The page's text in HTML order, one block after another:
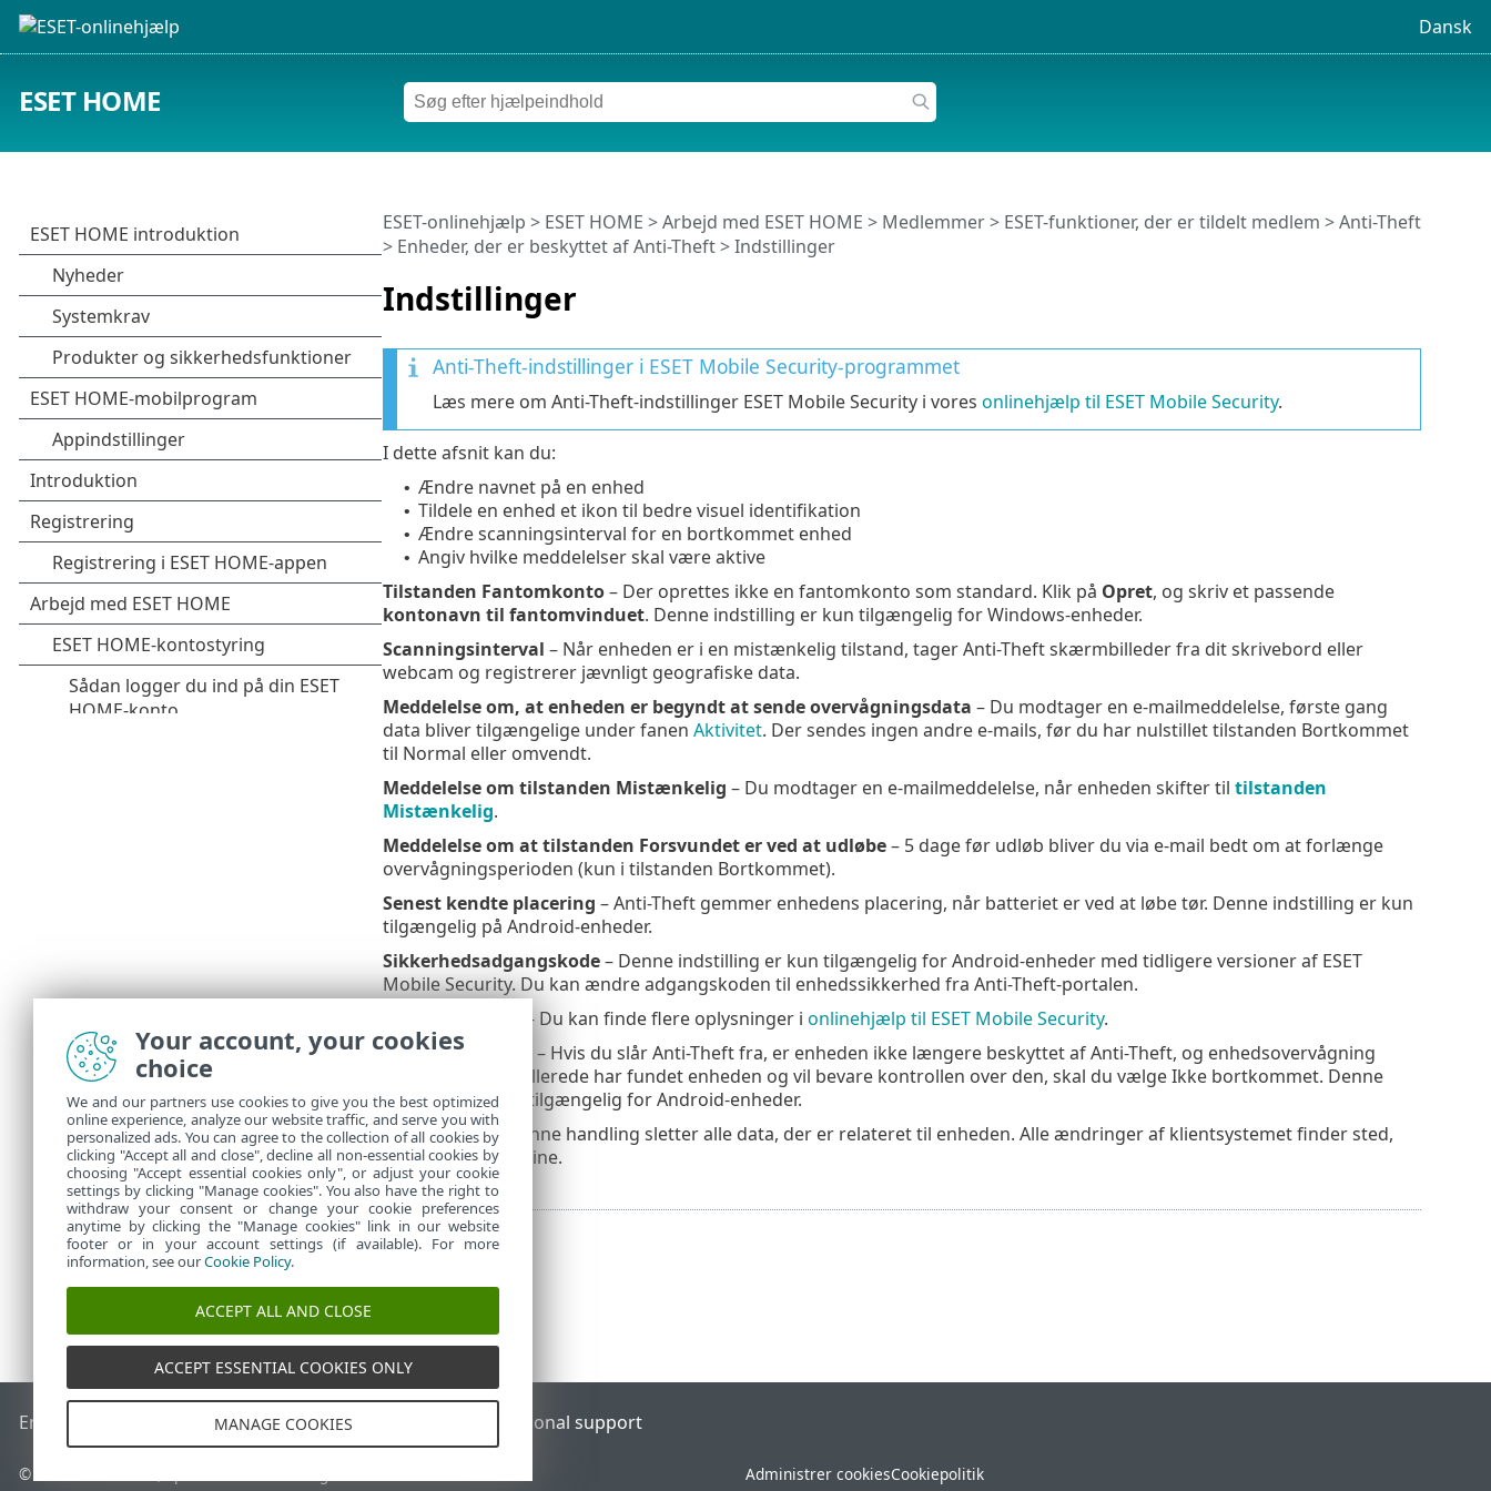
Dansk
ESET HOME
Indstillinger
ESET-onlinehjælp > ESET HOME >Arbejd med ESET HOME > Medlemmer> ESET-funktioner, der er tildelt medlem >Anti-Theft
> Enheder, der er beskyttet af Anti-Theft> Indstillinger
Anti-Theft-indstillinger i ESET Mobile Security-programmet
Læs mere om Anti-Theft-indstillinger ESET Mobile Security i vores onlinehjælp til ESET Mobile Security.
I dette afsnit kan du:
• Ændre navnet på en enhed
• Tildele en enhed et ikon til bedre visuel identifikation
• Ændre scanningsinterval for en bortkommet enhed
• Angiv hvilke meddelelser skal være aktive
Tilstanden Fantomkonto– Der oprettes ikke en fantomkonto som standard. Klik på Opret, og skriv et passende
kontonavn til fantomvinduet. Denne indstilling er kun tilgængelig for Windows-enheder.
Scanningsinterval – Når enheden er i en mistænkelig tilstand, tager Anti-Theft skærmbilleder fra dit skrivebord eller
webcam og registrerer jævnligt geografiske data.
Meddelelse om, at enheden er begyndt at sende overvågningsdata – Du modtager en e-mailmeddelelse, første gang
data bliver tilgængelige under fanen Aktivitet. Der sendes ingen andre e-mails, før du har nulstillet tilstanden Bortkommet
til Normal eller omvendt.
Meddelelse om tilstanden Mistænkelig – Du modtager en e-mailmeddelelse, når enheden skifter til tilstanden
Mistænkelig.
Meddelelse om at tilstanden Forsvundet er ved at udløbe– 5 dage før udløb bliver du via e-mail bedt om at forlænge
overvågningsperioden (kun i tilstanden Bortkommet).
Senest kendte placering – Anti-Theft gemmer enhedens placering, når batteriet er ved at løbe tør. Denne indstilling er kun
tilgængelig på Android-enheder.
Sikkerhedsadgangskode– Denne indstilling er kun tilgængelig for Android-enheder med tidligere versioner af ESET
Mobile Security. Du kan ændre adgangskoden til enhedssikkerhed fra Anti-Theft-portalen.
– Du kan finde flere oplysninger i onlinehjælp til ESET Mobile Security.
Slå Anti-Theft fra
– Hvis du slår Anti-Theft fra, er enheden ikke længere beskyttet af Anti-Theft, og enhedsovervågning
stopper. Hvis du allerede har fundet enheden og vil bevare kontrollen over den, skal du vælge Ikke bortkommet. Denne
indstilling er kun tilgængelig for Android-enheder.
Fjern enhed– Denne handling sletter alle data, der er relateret til enheden. Alle ændringer af klientsystemet finder sted,
efter det vises online.
End of Life ESET-vidensbaseESET-forumESET Status Portal Regional support
© 1992 - 2026 ESET, spol. s r.o. – Alle rettigheder forbeholdes. Administrer cookiesCookiepolitik
Your account, your cookies
choice
We and our partners use cookies to give you the best optimized
online experience, analyze our website traffic, and serve you with
personalized ads. You can agree to the collection of all cookies by
clicking "Accept all and close", decline all non-essential cookies by
choosing "Accept essential cookies only", or adjust your cookie
settings by clicking "Manage cookies". You also have the right to
withdraw your consent or change your cookie preferences
anytime by clicking the "Manage cookies" link in our website
footer or in your account settings (if available). For more
information, see ourCookie Policy.
ACCEPT ALL AND CLOSE
ACCEPT ESSENTIAL COOKIES ONLY
MANAGE COOKIES